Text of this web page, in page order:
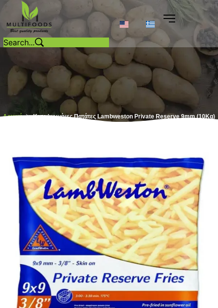
Αρχική Κατεψυγμένες Πατάτες Lambweston Private Reserve 9mm (10Kg)